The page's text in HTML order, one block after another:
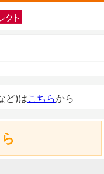
ど)はこちらから